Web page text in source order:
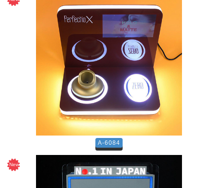
A-6084